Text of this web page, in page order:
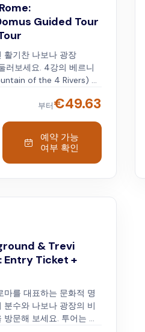
Guided Tour
활기찬 나보나 광장
러보세요. 4강의 베르니
of the 4 Rivers) 와
온 (Pantheon) 과 트레비
하고 고대부터 현재까지
를 둘러보며 로마가 '물
부터€49.63
예약 가능
여부 확인
& Trevi
Entry Ticket +
마를 대표하는 문화적 명
분수와 나보나 광장의 비
보세요. 투어는 스